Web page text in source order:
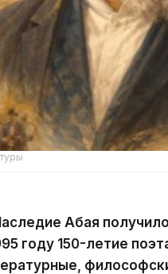
Абая
году 150-летие